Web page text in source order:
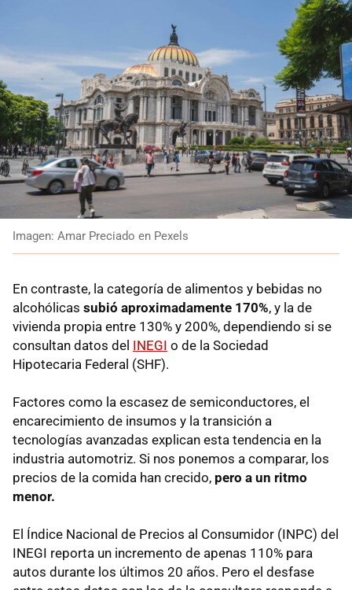
Imagen: Amar Preciado en Pexels
En contraste, la categoría de alimentos y bebidas no
alcohólicas subió aproximadamente 170%, y la de
vivienda propia entre 130% y 200%, dependiendo si se
consultan datos del INEGI o de la Sociedad
Hipotecaria Federal (SHF).
Factores como la escasez de semiconductores, el
encarecimiento de insumos y la transición a
tecnologías avanzadas explican esta tendencia en la
industria automotriz. Si nos ponemos a comparar, los
precios de la comida han crecido, pero a un ritmo
menor.
El Índice Nacional de Precios al Consumidor (INPC) del
INEGI reporta un incremento de apenas 110% para
autos durante los últimos 20 años. Pero el desfase